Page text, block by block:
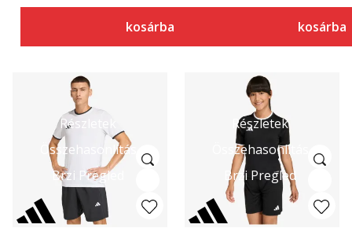
kosárba kosárba
Részletek
Összehasonlítás
Brzi Pregled
Részletek
Összehasonlítás
Brzi Pregled